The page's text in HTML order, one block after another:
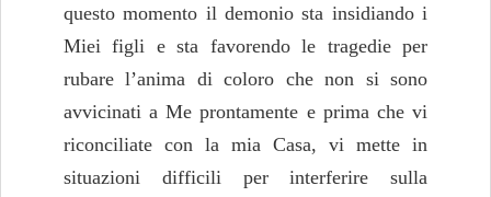
questo momento il demonio sta insidiando i
Miei figli e sta favorendo le tragedie per
rubare l’anima di coloro che non si sono
avvicinati a Me prontamente e prima che vi
riconciliate con la mia Casa, vi mette in
situazioni difficili per interferire sulla